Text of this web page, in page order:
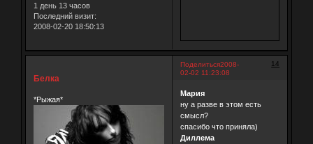
1 день 13 часов
Последний визит:
2008-02-20 18:50:13
Поделиться 14
2008-
02-02 11:23:08
Белка
*Рыжая*
Мария
ну а разве в этом есть
смысл?
спасибо что приняла)
Диллема